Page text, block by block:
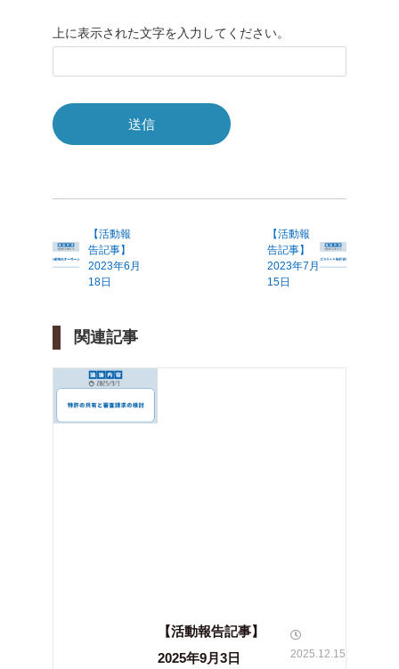
上に表示された文字を入力してください。
【活動報
告記事】
2023年6月
18日
【活動報
告記事】
2023年7月
15日
関連記事
【活動報告記事】
2025年9月3日
2025.12.15